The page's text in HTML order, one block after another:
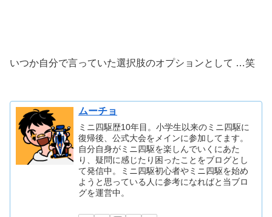
いつか自分で言っていた選択肢のオプションとして …笑
ムーチョ
ミニ四駆歴10年目。小学生以来のミニ四駆に
復帰後、公式大会をメインに参加してます。
自分自身がミニ四駆を楽しんでいくにあた
り、疑問に感じたり困ったことをブログとし
て発信中。ミニ四駆初心者やミニ四駆を始め
ようと思っている人に参考になればと当ブロ
グを運営中。